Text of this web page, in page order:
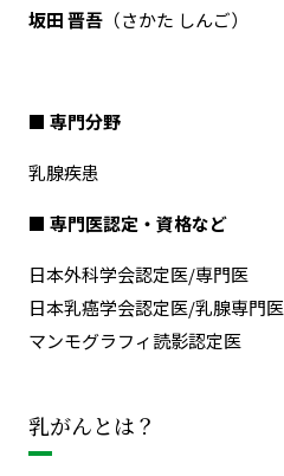
坂田 晋吾 （さかた しんご）
■ 専門分野
乳腺疾患
■ 専門医認定・資格など
日本外科学会認定医/専門医
日本乳癌学会認定医/乳腺専門医
マンモグラフィ読影認定医
乳がんとは？